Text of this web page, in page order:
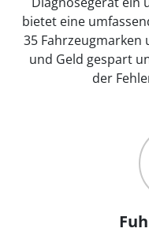
bietet eine
35 Fahrzeugmarken
und Geld gespart
der